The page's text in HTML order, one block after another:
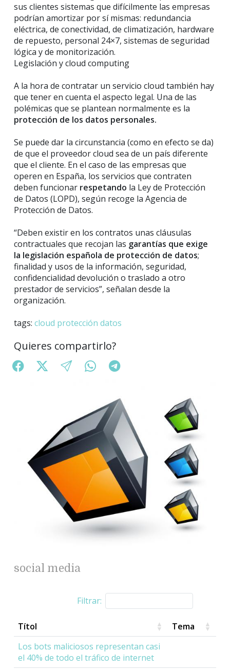
sus clientes sistemas que difícilmente las empresas
podrían amortizar por sí mismas: redundancia
eléctrica, de conectividad, de climatización, hardware
de repuesto, personal 24×7, sistemas de seguridad
lógica y de monitorización.
Legislación y cloud computing
A la hora de contratar un servicio cloud también hay
que tener en cuenta el aspecto legal. Una de las
polémicas que se plantean normalmente es la
protección de los datos personales.
Se puede dar la circunstancia (como en efecto se da)
de que el proveedor cloud sea de un país diferente
que el cliente. En el caso de las empresas que
operen en España, los servicios que contraten
deben funcionar respetando la Ley de Protección
de Datos (LOPD), según recoge la Agencia de
Protección de Datos.
“Deben existir en los contratos unas cláusulas
contractuales que recojan las garantías que exige
la legislación española de protección de datos;
finalidad y usos de la información, seguridad,
confidencialidad devolución o traslado a otro
prestador de servicios”, señalan desde la
organización.
tags: cloud protección datos
Quieres compartirlo?
social media
Filtrar:
Títol
Tema
Los bots maliciosos representan casi
el 40% de todo el tráfico de internet